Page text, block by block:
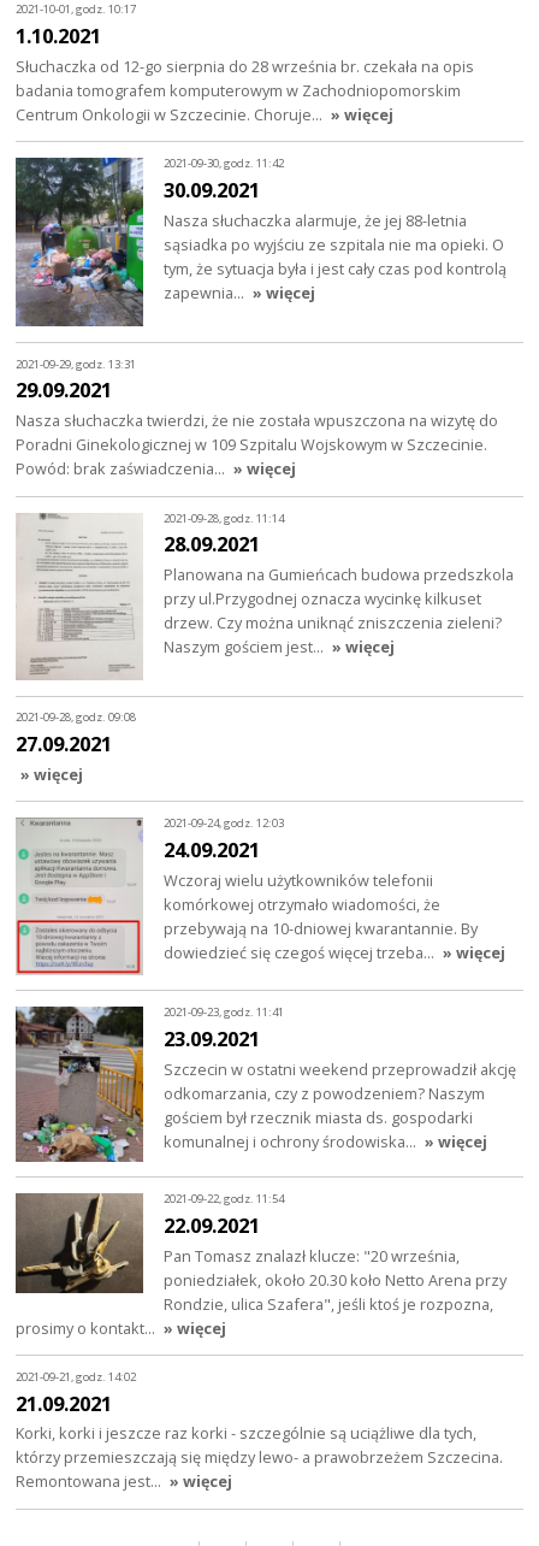
2021-10-01, godz. 10:17
1.10.2021
Słuchaczka od 12-go sierpnia do 28 września br. czekała na opis
badania tomografem komputerowym w Zachodniopomorskim
Centrum Onkologii w Szczecinie. Choruje… » więcej
2021-09-30, godz. 11:42
30.09.2021
Nasza słuchaczka alarmuje, że jej 88-letnia
sąsiadka po wyjściu ze szpitala nie ma opieki. O
tym, że sytuacja była i jest cały czas pod kontrolą
zapewnia… » więcej
2021-09-29, godz. 13:31
29.09.2021
Nasza słuchaczka twierdzi, że nie została wpuszczona na wizytę do
Poradni Ginekologicznej w 109 Szpitalu Wojskowym w Szczecinie.
Powód: brak zaświadczenia… » więcej
2021-09-28, godz. 11:14
28.09.2021
Planowana na Gumieńcach budowa przedszkola
przy ul.Przygodnej oznacza wycinkę kilkuset
drzew. Czy można uniknąć zniszczenia zieleni?
Naszym gościem jest… » więcej
2021-09-28, godz. 09:08
27.09.2021
» więcej
2021-09-24, godz. 12:03
24.09.2021
Wczoraj wielu użytkowników telefonii
komórkowej otrzymało wiadomości, że
przebywają na 10-dniowej kwarantannie. By
dowiedzieć się czegoś więcej trzeba… » więcej
2021-09-23, godz. 11:41
23.09.2021
Szczecin w ostatni weekend przeprowadził akcję
odkomarzania, czy z powodzeniem? Naszym
gościem był rzecznik miasta ds. gospodarki
komunalnej i ochrony środowiska… » więcej
2021-09-22, godz. 11:54
22.09.2021
Pan Tomasz znalazł klucze: "20 września,
poniedziałek, około 20.30 koło Netto Arena przy
Rondzie, ulica Szafera", jeśli ktoś je rozpozna,
prosimy o kontakt… » więcej
2021-09-21, godz. 14:02
21.09.2021
Korki, korki i jeszcze raz korki - szczególnie są uciążliwe dla tych,
którzy przemieszczają się między lewo- a prawobrzeżem Szczecina.
Remontowana jest… » więcej